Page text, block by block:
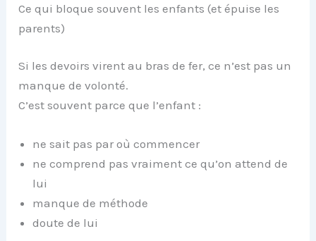
Ce qui bloque souvent les enfants (et épuise les
parents)
Si les devoirs virent au bras de fer, ce n’est pas un
manque de volonté.
C’est souvent parce que l’enfant :
ne sait pas par où commencer
ne comprend pas vraiment ce qu’on attend de
lui
manque de méthode
doute de lui